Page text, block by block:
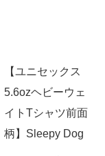
【ユニセックス
5.6ozヘビーウェ
イトTシャツ前面
柄】Sleepy Dog